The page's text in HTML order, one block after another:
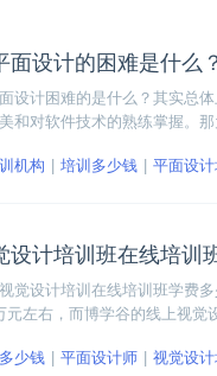
面设计的困难是什么
设计困难的是什么？其实总
和对软件技术的熟练掌握。
同学最好报培训班，这样就
机构 培训多少钱 平面设
设计培训班在线培训
觉设计培训在线培训班学费
元左右，而博学谷的线上视觉
师。
少钱 平面设计师 视觉设